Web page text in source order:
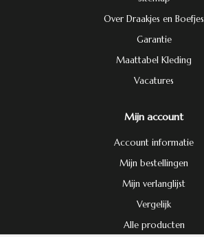
Over Draakjes en Boefjes
Garantie
Maattabel Kleding
Vacatures
Mijn account
Account informatie
Mijn bestellingen
Mijn verlanglijst
Vergelijk
Alle producten